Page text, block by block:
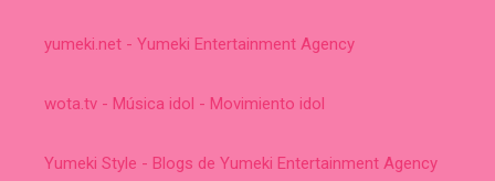
yumeki.net - Yumeki Entertainment Agency
wota.tv - Música idol - Movimiento idol
Yumeki Style - Blogs de Yumeki Entertainment Agency